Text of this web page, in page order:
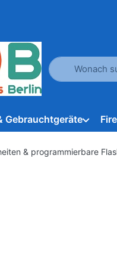
Geben Sie
Gebrauchtgeräte
& programmierbare